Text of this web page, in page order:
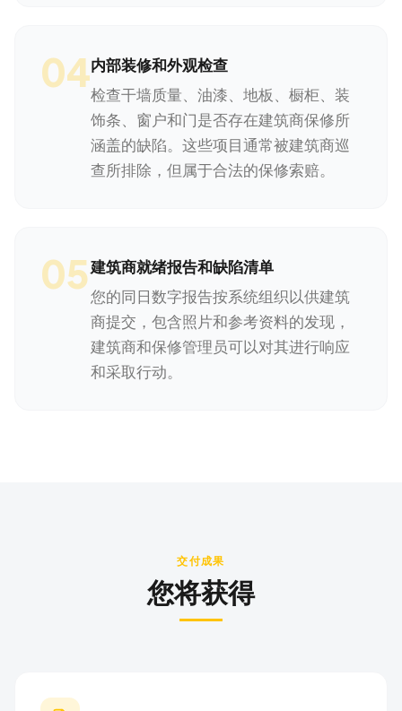
04内部装修和外观检查
检查干墙质量、油漆、地板、橱柜、装
饰条、窗户和门是否存在建筑商保修所
涵盖的缺陷。这些项目通常被建筑商巡
查所排除，但属于合法的保修索赔。
05建筑商就绪报告和缺陷清单
您的同日数字报告按系统组织以供建筑
商提交，包含照片和参考资料的发现，
建筑商和保修管理员可以对其进行响应
和采取行动。
交付成果
您将获得